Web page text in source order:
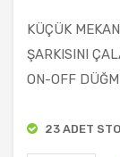
KÜÇÜK
ŞARKISINI
ON-OFF
23 ADET